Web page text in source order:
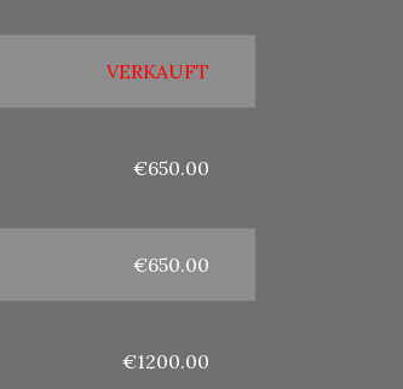
VERKAUFT
€650.00
€650.00
€1200.00